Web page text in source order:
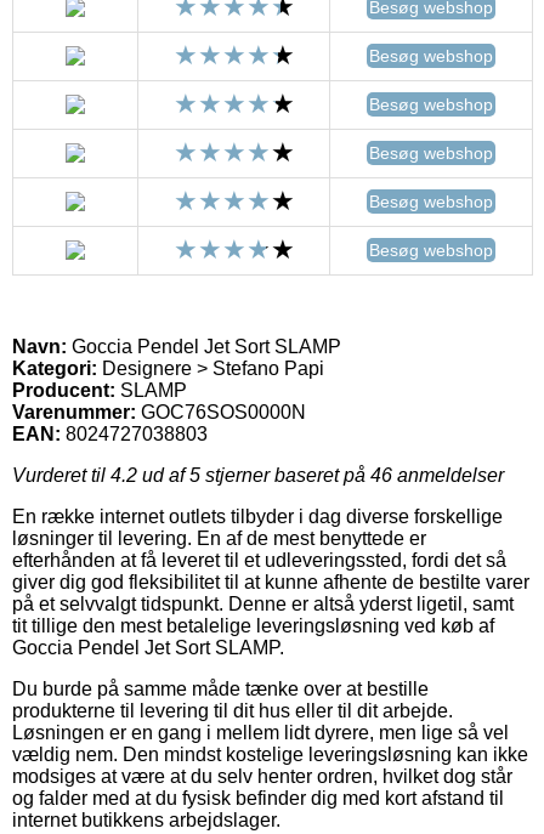
Besøg webshop
Besøg webshop
Besøg webshop
Besøg webshop
Besøg webshop
Besøg webshop
Navn: Goccia Pendel Jet Sort SLAMP
Kategori: Designere > Stefano Papi
Producent: SLAMP
Varenummer: GOC76SOS0000N
EAN: 8024727038803
Vurderet til 4.2 ud af 5 stjerner baseret på 46 anmeldelser
En række internet outlets tilbyder i dag diverse forskellige
løsninger til levering. En af de mest benyttede er
efterhånden at få leveret til et udleveringssted, fordi det så
giver dig god fleksibilitet til at kunne afhente de bestilte varer
på et selvvalgt tidspunkt. Denne er altså yderst ligetil, samt
tit tillige den mest betalelige leveringsløsning ved køb af
Goccia Pendel Jet Sort SLAMP.
Du burde på samme måde tænke over at bestille
produkterne til levering til dit hus eller til dit arbejde.
Løsningen er en gang i mellem lidt dyrere, men lige så vel
vældig nem. Den mindst kostelige leveringsløsning kan ikke
modsiges at være at du selv henter ordren, hvilket dog står
og falder med at du fysisk befinder dig med kort afstand til
internet butikkens arbejdslager.